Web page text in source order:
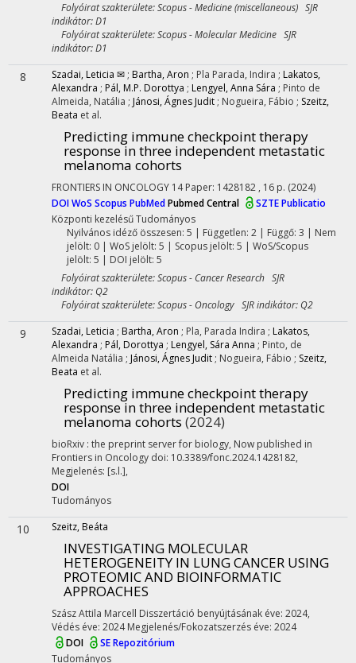
Folyóirat szakterülete: Scopus - Medicine (miscellaneous) SJR
indikátor: D1
Folyóirat szakterülete: Scopus - Molecular Medicine SJR
indikátor: D1
8 Szadai, Leticia ✉ ; Bartha, Aron ; Pla Parada, Indira ; Lakatos,
Alexandra ; Pál, M.P. Dorottya ; Lengyel, Anna Sára ; Pinto de
Almeida, Natália ; Jánosi, Ágnes Judit ; Nogueira, Fábio ; Szeitz,
Beata et al.
Predicting immune checkpoint therapy
response in three independent metastatic
melanoma cohorts
FRONTIERS IN ONCOLOGY 14 Paper: 1428182 , 16 p. (2024)
DOIWoS Scopus PubMedPubmed Central
SZTE Publicatio
Központi kezelésűTudományos
Nyilvános idéző összesen: 5 | Független: 2 | Függő: 3 | Nem
jelölt: 0 | WoS jelölt: 5 | Scopus jelölt: 5 | WoS/Scopus
jelölt: 5 | DOI jelölt: 5
Folyóirat szakterülete: Scopus - Cancer Research SJR
indikátor: Q2
Folyóirat szakterülete: Scopus - Oncology SJR indikátor: Q2
9 Szadai, Leticia ; Bartha, Aron ; Pla, Parada Indira ; Lakatos,
Alexandra ; Pál, Dorottya ; Lengyel, Sára Anna ; Pinto, de
Almeida Natália ; Jánosi, Ágnes Judit ; Nogueira, Fábio ; Szeitz,
Beata et al.
Predicting immune checkpoint therapy
response in three independent metastatic
melanoma cohorts (2024)
bioRxiv : the preprint server for biology, Now published in
Frontiers in Oncology doi: 10.3389/fonc.2024.1428182,
Megjelenés: [s.l.],
DOI
Tudományos
10 Szeitz, Beáta
INVESTIGATING MOLECULAR
HETEROGENEITY IN LUNG CANCER USING
PROTEOMIC AND BIOINFORMATIC
APPROACHES
Szász Attila Marcell Disszertáció benyújtásának éve: 2024,
Védés éve: 2024 Megjelenés/Fokozatszerzés éve: 2024
DOI
SE Repozitórium
Tudományos